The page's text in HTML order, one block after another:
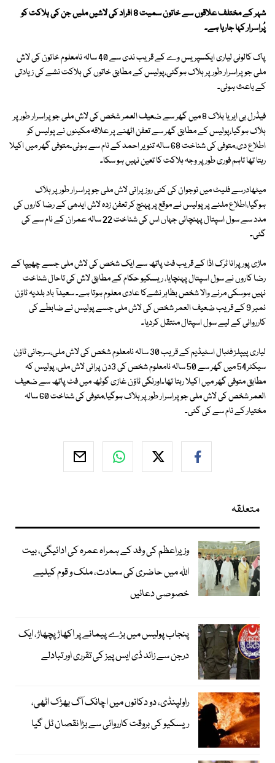
شہر کے مختلف علاقوں سے خاتون سمیت 8 افراد کی لاشیں ملیں جن کی ہلاکت کو
پُراسرار کہا جارہا ہے۔
پاک کالونی لیاری ایکسپریس وے کے قریب ندی سے 40 سالہ نامعلوم خاتون کی لاش
ملی جو پراسرار طور پر ہلاک ہوگئی،پولیس کے مطابق خاتوں کی ہلاکت نشے کی زیادتی
کے باعث ہوئی۔
فیڈرل بی ایریا بلاک 8 میں گھر سے ضعیف العمر شخص کی لاش ملی جو پراسرار طور پر
ہلاک ہوگیا،پولیس کے مطابق گھر سے تعفن اٹھنے پر علاقہ مکینوں نے پولیس کو
اطلاع دی،متوفی کی شناخت 68 سالہ تنویر احمد کے نام سے ہوئی۔متوفی گھر میں اکیلا
رہتا تھا تاہم فوری طور پر وجہ ہلاکت کا تعین نہیں ہو سکا۔
میٹھادرسے فلیٹ میں نوجوان کی کئی روز پرانی لاش ملی جو پراسرار طور پر ہلاک
ہوگیا،اطلاع ملنے پر پولیس نے موقع پر پہنچ کر تعفن زدہ لاش ایدھی کے رضا کاروں کی
مدد سے سول اسپتال پہنچائی جہاں اس کی شناخت 22 سالہ عمران کے نام سے کی
گئی۔
ماڑی پور پرانا ٹرک اڈا کے قریب فٹ پاتھ سے ایک شخص کی لاش ملی جسے چھیپا کے
رضا کاروں نے سول اسپتال پہنچایا، ریسکیو حکام کے مطابق لاش کی تاحال شناخت
نہیں ہوسکی مرنے والا شخص بظاہر نشےکا عادی معلوم ہوتا ہے۔ سعیدآ باد بلدیہ ٹاؤن
نمبر 9 کے قریب ضعیف العمر شخص کی لاش ملی جسے پولیس نے ضابطے کی
کارروائی کے لیے سول اسپتال منتقل کردیا۔
لیاری پیپلز فٹبال اسٹیڈیم کے قریب 30 سالہ نامعلوم شخص کی لاش ملی،سرجانی ٹاؤن
سیکٹر54 میں گھر سے 50 سالہ نامعلوم شخص کی 3دن پرانی لاش ملی، پولیس کہ
مطابق متوفی گھر میں اکیلا رہتا تھا۔اورنگی ٹاؤن غازی گوٹھ میں فٹ پاتھ سے ضعیف
العمر شخص کی لاش ملی جو پراسرار طور پر ہلاک ہوگیا،متوفی کی شناخت 60 سالہ
مختیار کے نام سے کی گئی۔
متعلقہ
وزیراعظم کی وفد کے ہمراہ عمرہ کی ادائیگی، بیت
اللہ میں حاضری کی سعادت، ملک و قوم کیلیے
خصوصی دعائیں
پنجاب پولیس میں بڑے پیمانے پر اکھاڑ پچھاڑ، ایک
درجن سے زائد ڈی ایس پیز کی تقرری اور تبادلے
راولپنڈی، دو دکانوں میں اچانک آگ بھڑک اٹھی،
ریسکیو کی بروقت کارروائی سے بڑا نقصان ٹل گیا